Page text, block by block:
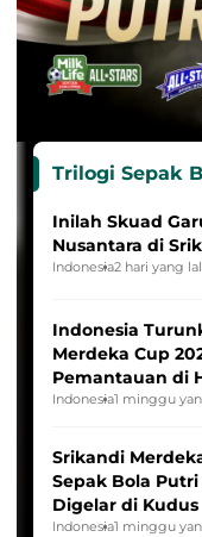
Trilogi Sepak
Inilah Skuad
Nusantara di
Indonesia2 hari yang
Indonesia
Merdeka Cup
Pemantauan di
League
Indonesia1 minggu
Srikandi
Sepak Bola
Digelar di Kudus
Indonesia1 minggu